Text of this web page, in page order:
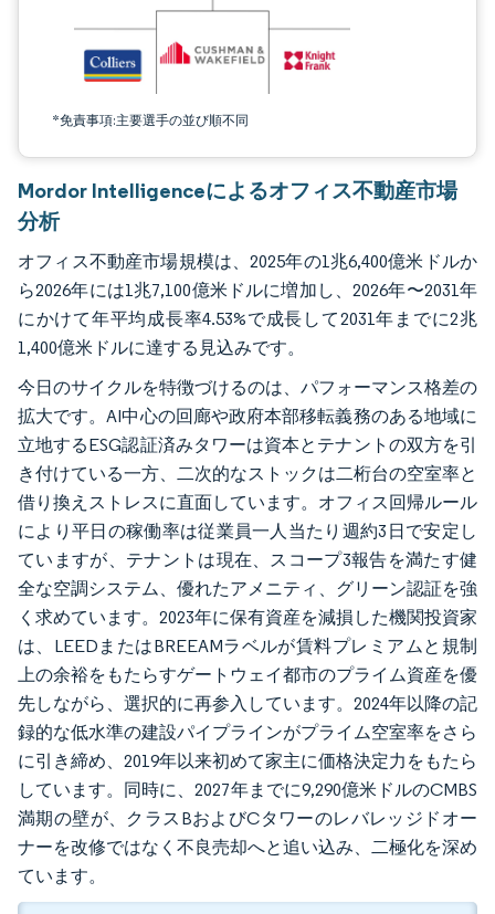
*免責事項:主要選手の並び順不同
Mordor Intelligenceによるオフィス不動産市場
分析
オフィス不動産市場規模は、2025年の1兆6,400億米ドルか
ら2026年には1兆7,100億米ドルに増加し、2026年〜2031年
にかけて年平均成長率4.53%で成長して2031年までに2兆
1,400億米ドルに達する見込みです。
今日のサイクルを特徴づけるのは、パフォーマンス格差の
拡大です。AI中心の回廊や政府本部移転義務のある地域に
立地するESG認証済みタワーは資本とテナントの双方を引
き付けている一方、二次的なストックは二桁台の空室率と
借り換えストレスに直面しています。オフィス回帰ルール
により平日の稼働率は従業員一人当たり週約3日で安定し
ていますが、テナントは現在、スコープ3報告を満たす健
全な空調システム、優れたアメニティ、グリーン認証を強
く求めています。2023年に保有資産を減損した機関投資家
は、LEEDまたはBREEAMラベルが賃料プレミアムと規制
上の余裕をもたらすゲートウェイ都市のプライム資産を優
先しながら、選択的に再参入しています。2024年以降の記
録的な低水準の建設パイプラインがプライム空室率をさら
に引き締め、2019年以来初めて家主に価格決定力をもたら
しています。同時に、2027年までに9,290億米ドルのCMBS
満期の壁が、クラスBおよびCタワーのレバレッジドオー
ナーを改修ではなく不良売却へと追い込み、二極化を深め
ています。